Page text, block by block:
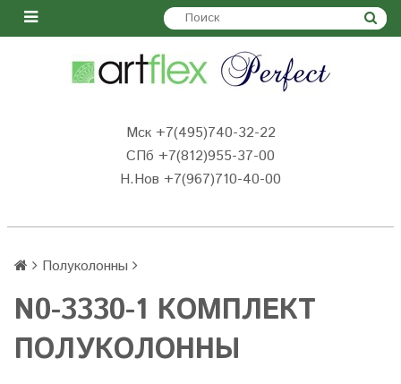
Мск +7(495)740-32-22
СПб +7(812)955-37-00
Н.Нов +7(967)710-40-00
Полуколонны
N0-3330-1 КОМПЛЕКТ
ПОЛУКОЛОННЫ